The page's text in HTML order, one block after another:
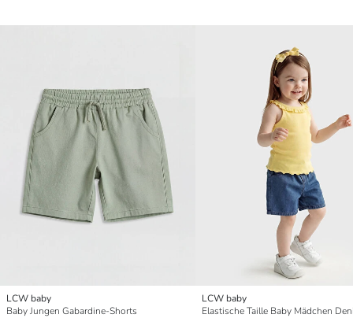
LCW baby
Baby Jungen Gabardine-Shorts
LCW baby